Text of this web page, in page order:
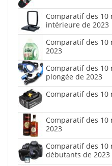
Comparatif des
intérieure de 2023
Comparatif des 10
2023
Comparatif des
plongée de 2023
Comparatif des 10
Comparatif des
2023
Comparatif des
débutants de 2023